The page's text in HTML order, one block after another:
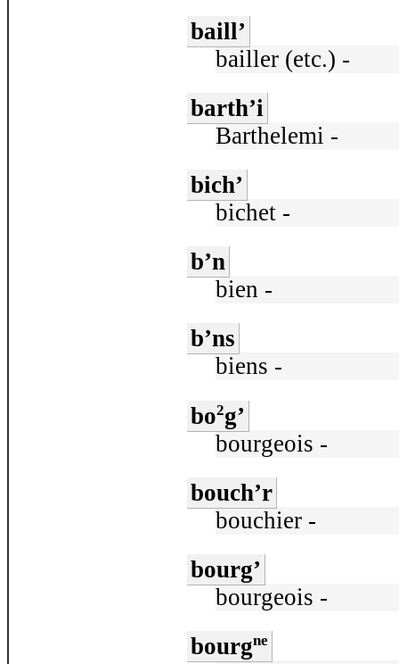
baill’
bailler (etc.) -
barth’i
Barthelemi -
bich’
bichet -
b’n
bien -
b’ns
biens -
bo2g’
bourgeois -
bouch’r
bouchier -
bourg’
bourgeois -
bourgne